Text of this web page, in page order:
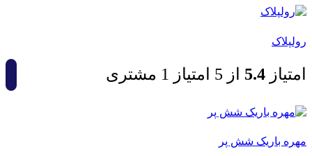
رولپلاک
امتیاز 4.5 از 5 امتیاز 1 مشتری
مهره باریک شش پر